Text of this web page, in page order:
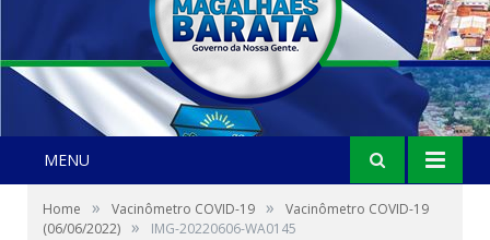
MENU
Home » Vacinômetro COVID-19 »
Vacinômetro COVID-19
(06/06/2022) » IMG-20220606-WA0145